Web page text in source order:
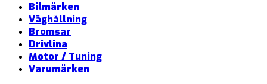
Bilmärken
Väghållning
Bromsar
Drivlina
Motor / Tuning
Varumärken